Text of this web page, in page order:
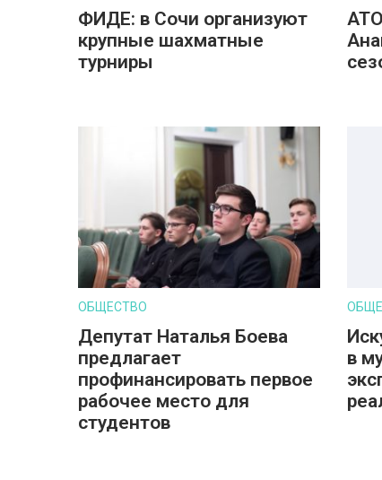
ФИДЕ: в Сочи организуют
крупные шахматные
турниры
ОБЩЕСТВО
Депутат Наталья Боева
предлагает
профинансировать первое
рабочее место для
студентов
в